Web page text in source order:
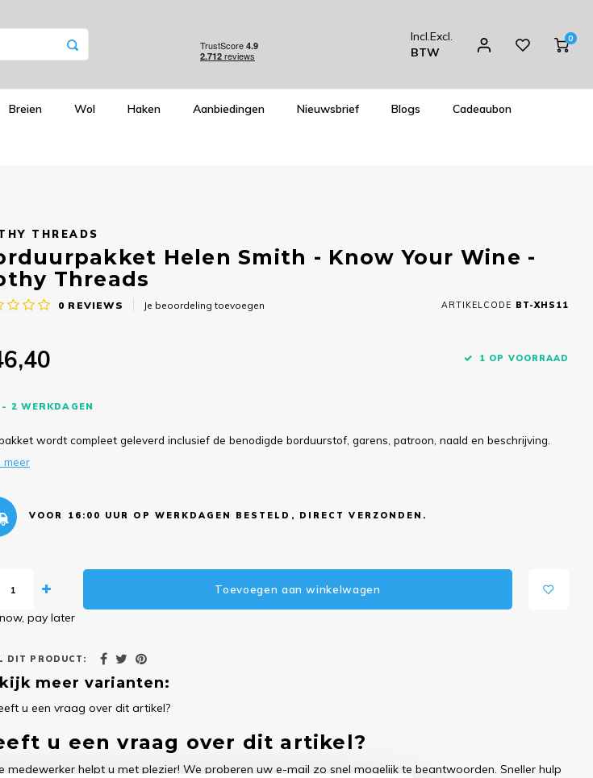
Incl.Excl.
BTW
0
Breien Wol Haken Aanbiedingen Nieuwsbrief Blogs Cadeaubon
THREADS
Helen Smith - Know Your Wine -
Threads
0 REVIEWS Je beoordeling toevoegen ARTIKELCODE BT-XHS11
1 OP VOORRAAD
- 2 WERKDAGEN
wordt compleet geleverd inclusief de benodigde borduurstof, garens, patroon, naald en beschrijving.
meer
VOOR 16:00 UUR OP WERKDAGEN BESTELD, DIRECT VERZONDEN.
Toevoegen aan winkelwagen
pay later
DIT PRODUCT:
meer varianten:
u een vraag over dit artikel?
medewerker helpt u met plezier! We proberen uw e-mail zo snel mogelijk te beantwoorden. Sneller hulp